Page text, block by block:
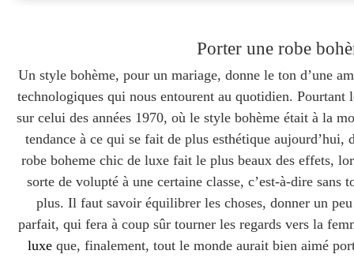
Porter une robe
Un style bohème, pour un mariage, donne le ton d’une
technologiques qui nous entourent au quotidien.
sur celui des années 1970, où le style bohème était à la
tendance à ce qui se fait de plus esthétique
robe boheme chic de luxe fait le plus beaux des effets,
sorte de volupté à une certaine classe, c’est-à-dire
plus. Il faut savoir équilibrer les choses, donner un
parfait, qui fera à coup sûr tourner les regards vers la
luxeque, finalement, tout le monde aurait bien aimé